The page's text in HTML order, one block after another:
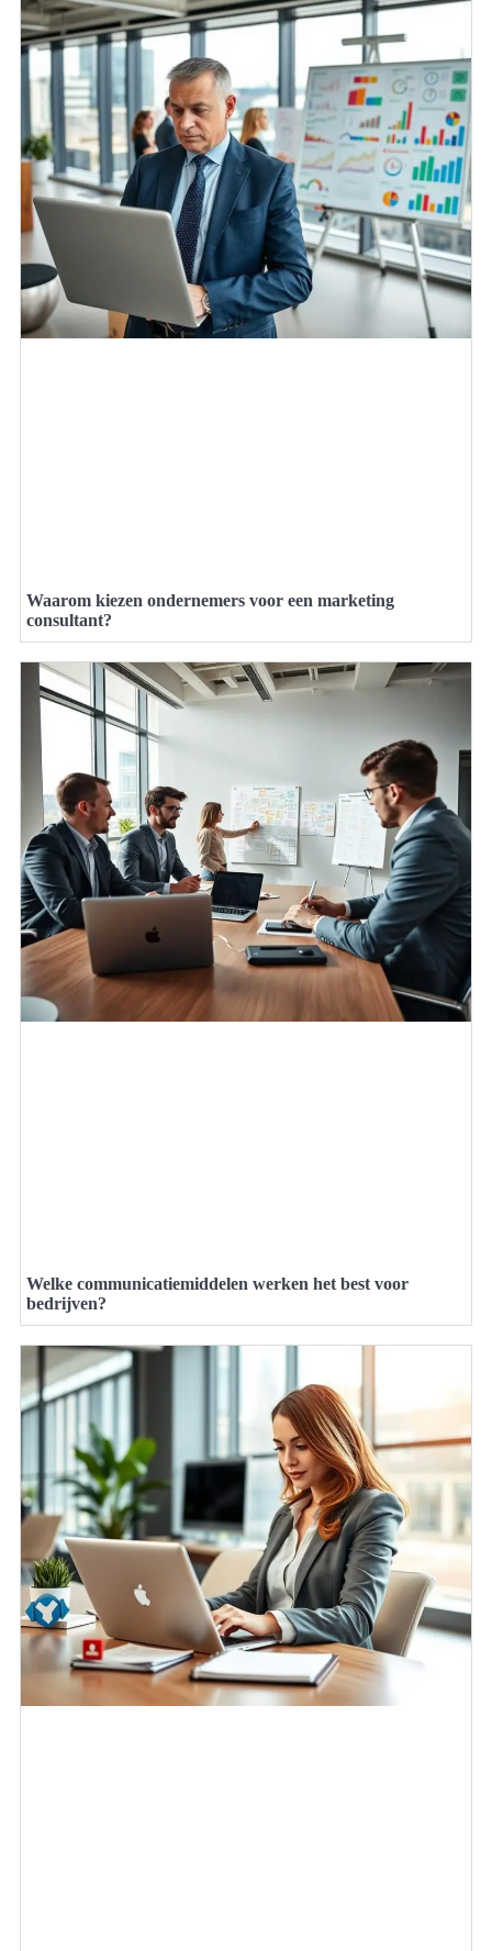
Waarom kiezen ondernemers voor een marketing
consultant?
Welke communicatiemiddelen werken het best voor
bedrijven?